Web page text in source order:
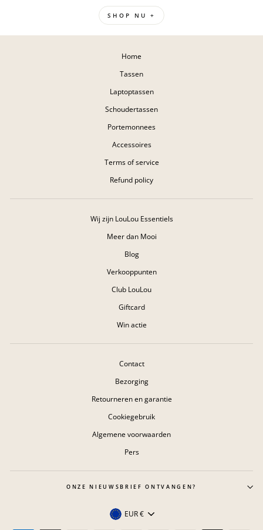
SHOP NU +
Home
Tassen
Laptoptassen
Schoudertassen
Portemonnees
Accessoires
Terms of service
Refund policy
Wij zijn LouLou Essentiels
Meer dan Mooi
Blog
Verkooppunten
Club LouLou
Giftcard
Win actie
Contact
Bezorging
Retourneren en garantie
Cookiegebruik
Algemene voorwaarden
Pers
ONZE NIEUWSBRIEF ONTVANGEN?
Valuta
EUR €